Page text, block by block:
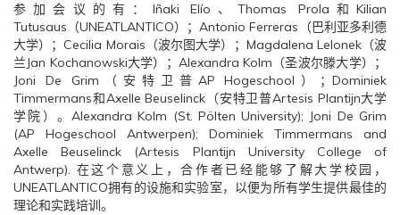
参加会议的有：Iñaki Elío、Thomas Prola和Kilian
Tutusaus（UNEATLANTICO）；Antonio Ferreras（巴利亚多利德
大学）；Cecilia Morais（波尔图大学）；Magdalena Lelonek（波
兰Jan Kochanowski大学）；Alexandra Kolm（圣波尔滕大学）；
Joni De Grim（安特卫普AP Hogeschool）；Dominiek
Timmermans和Axelle Beuselinck（安特卫普Artesis Plantijn大学
学院）。Alexandra Kolm (St. Pölten University); Joni De Grim
(AP Hogeschool Antwerpen); Dominiek Timmermans and
Axelle Beuselinck (Artesis Plantijn University College of
Antwerp). 在这个意义上，合作者已经能够了解大学校园，
UNEATLANTICO拥有的设施和实验室，以便为所有学生提供最佳的
理论和实践培训。